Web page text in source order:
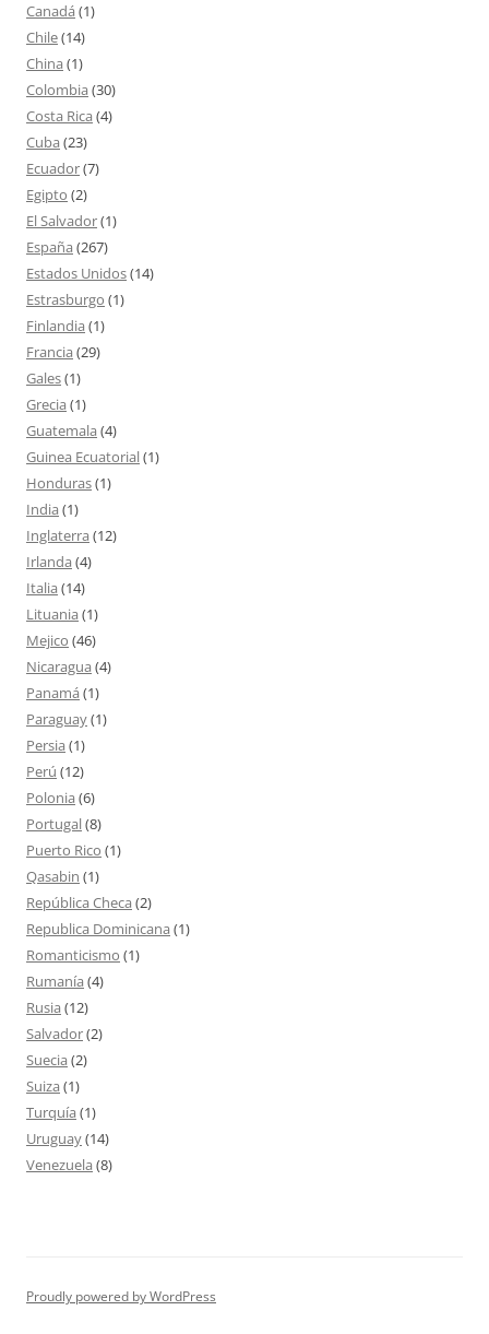
Canadá (1)
Chile(14)
China (1)
Colombia (30)
Costa Rica (4)
Cuba (23)
Ecuador(7)
Egipto (2)
El Salvador(1)
España (267)
Estados Unidos(14)
Estrasburgo (1)
Finlandia (1)
Francia (29)
Gales(1)
Grecia (1)
Guatemala (4)
Guinea Ecuatorial(1)
Honduras(1)
India (1)
Inglaterra (12)
Irlanda (4)
Italia (14)
Lituania (1)
Mejico (46)
Nicaragua (4)
Panamá (1)
Paraguay(1)
Persia (1)
Perú (12)
Polonia (6)
Portugal(8)
Puerto Rico (1)
Qasabin (1)
República Checa (2)
Republica Dominicana (1)
Romanticismo (1)
Rumanía (4)
Rusia (12)
Salvador(2)
Suecia (2)
Suiza (1)
Turquía (1)
Uruguay(14)
Venezuela (8)
Proudly powered by WordPress